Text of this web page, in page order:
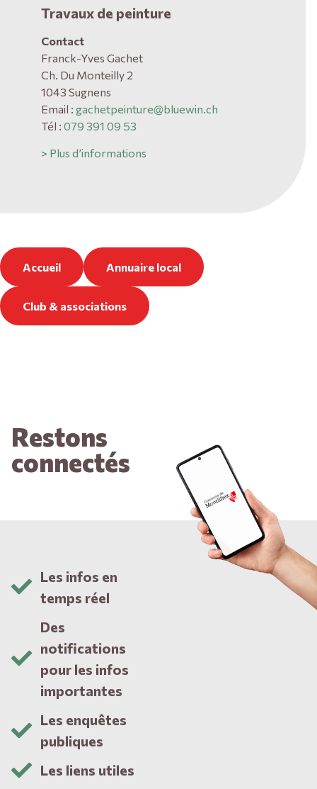
Travaux de peinture
Contact
Franck-Yves Gachet
Ch. Du Monteilly 2
1043 Sugnens
Email : gachetpeinture@bluewin.ch
Tél : 079 391 09 53
> Plus d’informations
Accueil Annuaire local
Club & associations
Restons
connectés
Les infos en
temps réel
Des
notifications
pour les infos
importantes
Les enquêtes
publiques
Les liens utiles